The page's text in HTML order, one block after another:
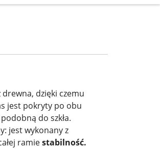
dzięki czemu
jest pokryty po obu
do szkła.
jest wykonany z
ramiestabilność.